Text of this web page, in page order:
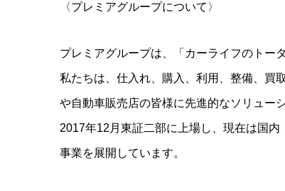
〈プレミアグループについて〉
プレミアグループは、「カーライフのトー
私たちは、仕入れ、購入、利用、整備、買
や自動車販売店の皆様に先進的なソリュー
2017年12月東証二部に上場し、現在は国
事業を展開しています。